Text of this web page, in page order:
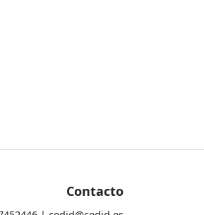
Contacto